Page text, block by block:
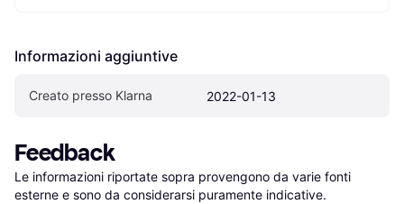
Informazioni aggiuntive
Creato presso Klarna 2022-01-13
Feedback
Le informazioni riportate sopra provengono da varie fonti
esterne e sono da considerarsi puramente indicative.